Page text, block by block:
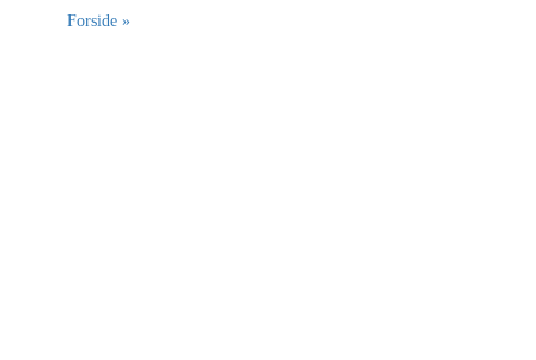
Forside »